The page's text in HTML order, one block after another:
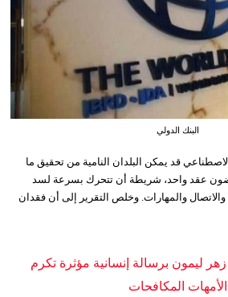
البنك الدولي
قد يمكن البلدان النامية من تحقيق ما
غضون عقد واحد، شريطة أن تتحرك بسرعة لسد
والمهارات. وخلص التقرير إلى أن فقدان
ليمون برسالة إنسانية مؤثرة تكرم
الأمهات المكافحات